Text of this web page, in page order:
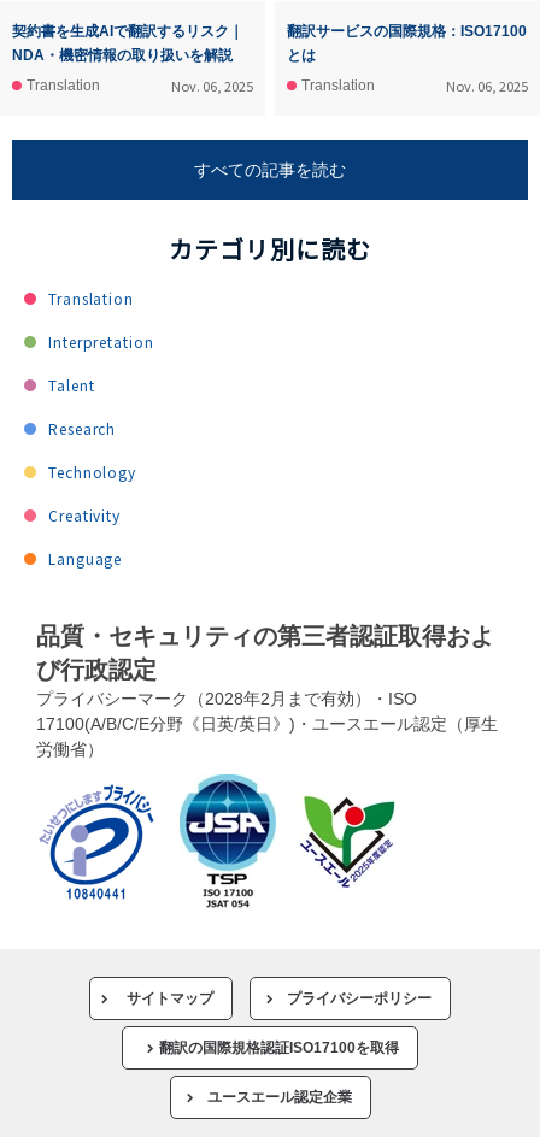
契約書を生成AIで翻訳するリスク｜
NDA・機密情報の取り扱いを解説
Translation
Nov. 06, 2025
翻訳サービスの国際規格：ISO17100
とは
Translation
Nov. 06, 2025
すべての記事を読む
カテゴリ別に読む
Translation
Interpretation
Talent
Research
Technology
Creativity
Language
品質・セキュリティの第三者認証取得およ
び行政認定
プライバシーマーク（2028年2月まで有効）・ISO
17100(A/B/C/E分野《日英/英日》)・ユースエール認定（厚生
労働省）
サイトマップ プライバシーポリシー
翻訳の国際規格認証ISO17100を取得
ユースエール認定企業